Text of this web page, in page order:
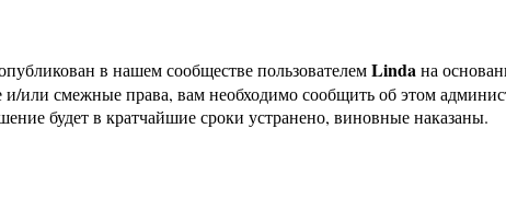
в нашем сообществе пользователемLindaна
или смежные права, вам необходимо сообщить об этом
будет в кратчайшие сроки устранено, виновные наказаны.